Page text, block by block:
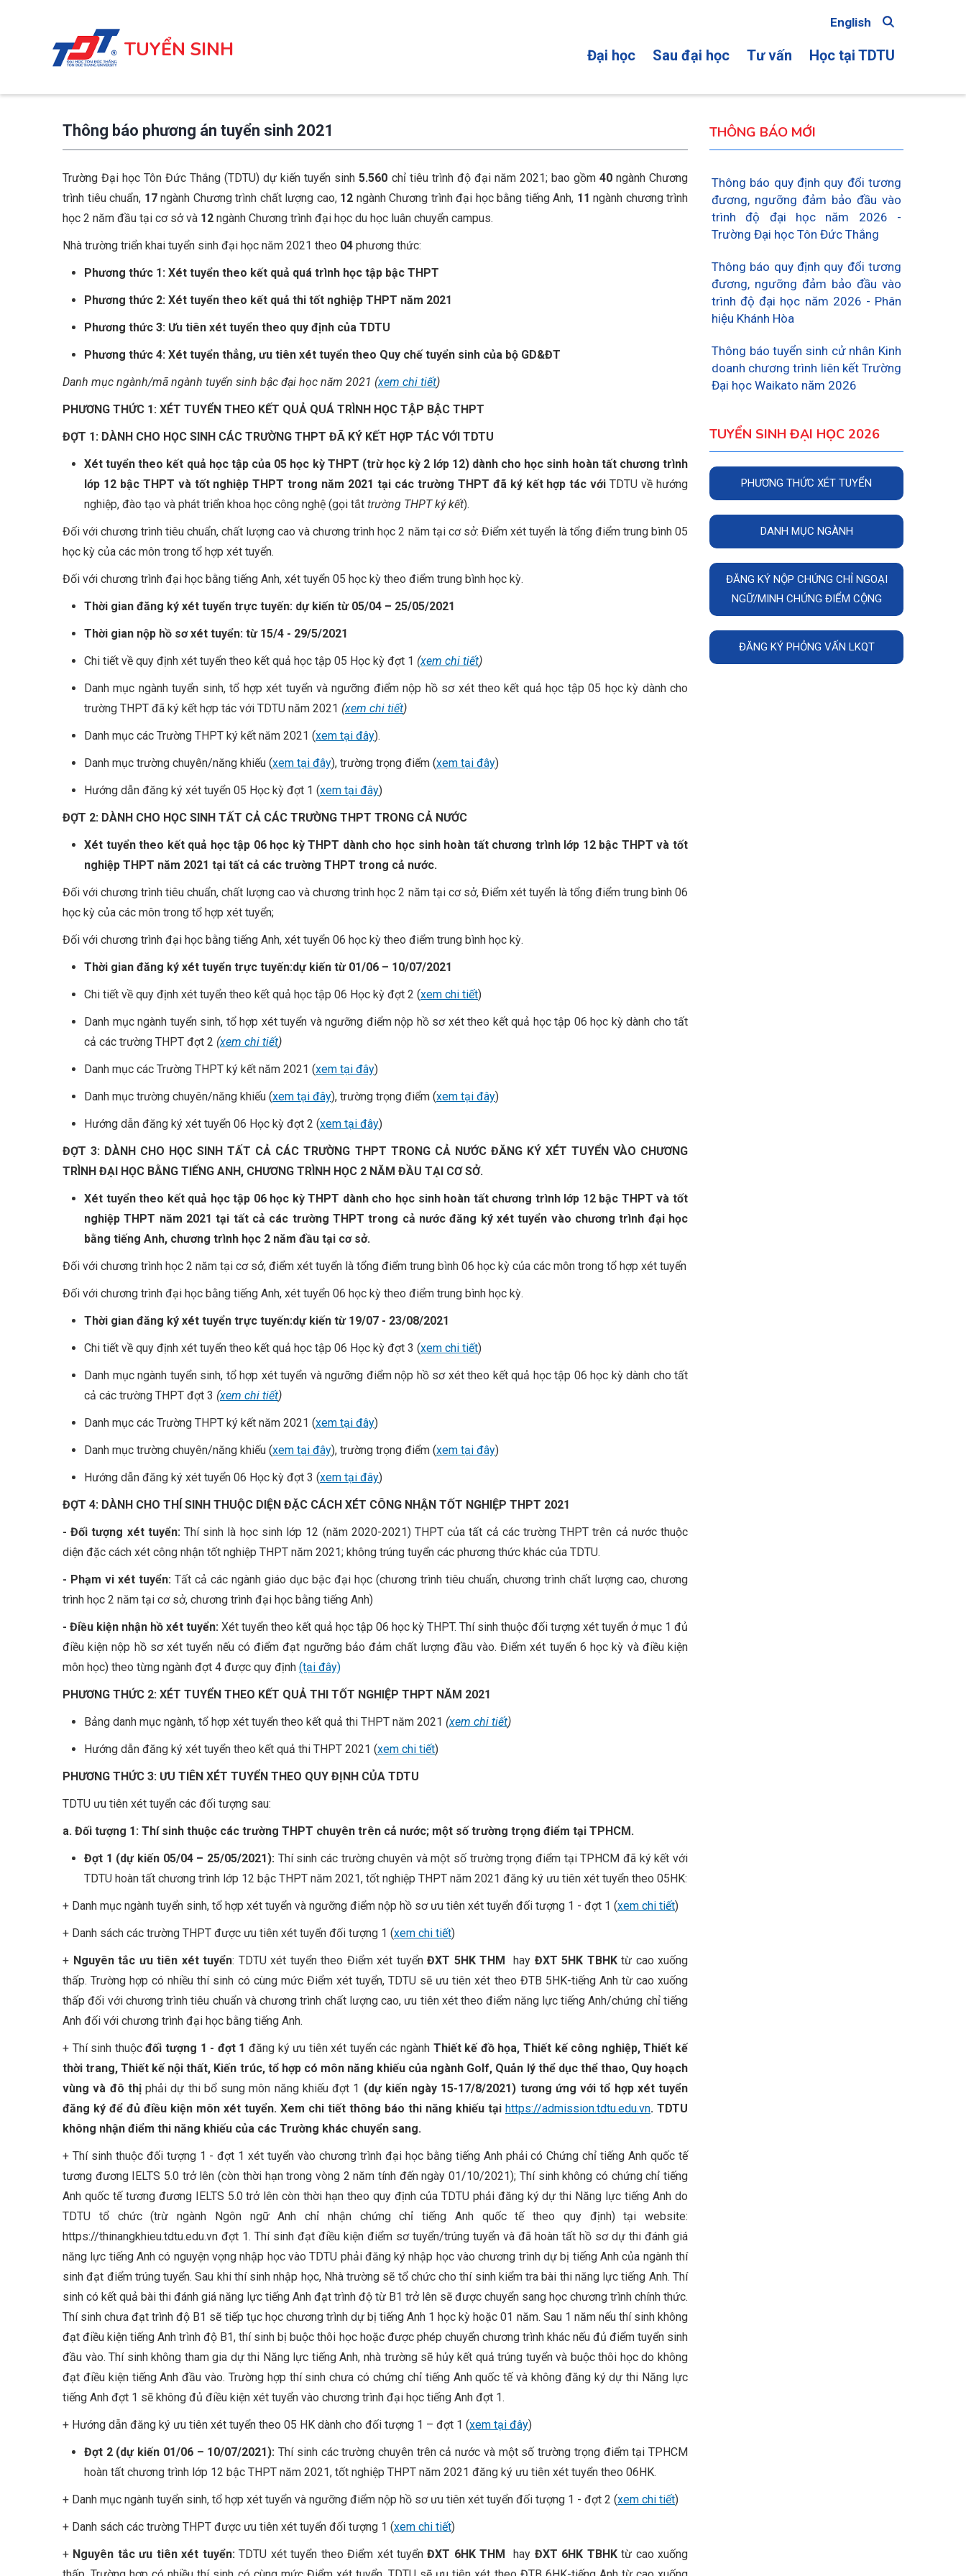
TUYỂN SINH
English
MAIN
NAVIGATION
Đại học Sau đại học Tư vấn Học tại TDTU
Thông báo phương án tuyển sinh 2021
Trường Đại học Tôn Đức Thắng (TDTU) dự kiến tuyển sinh5.560 chỉ tiêu trình độ đại năm 2021; bao gồm 40ngành Chương
trình tiêu chuẩn, 17ngành Chương trình chất lượng cao, 12 ngành Chương trình đại học bằng tiếng Anh, 11 ngành chương trình
học 2 năm đầu tại cơ sở và 12 ngành Chương trình đại học du học luân chuyển campus.
Nhà trường triển khai tuyển sinh đại học năm 2021 theo 04 phương thức:
Phương thức 1: Xét tuyển theo kết quả quá trình học tập bậc THPT
Phương thức 2: Xét tuyển theo kết quả thi tốt nghiệp THPT năm 2021
Phương thức 3: Ưu tiên xét tuyển theo quy định của TDTU
Phương thức 4: Xét tuyển thẳng, ưu tiên xét tuyển theo Quy chế tuyển sinh của bộ GD&ĐT
Danh mục ngành/mã ngành tuyển sinh bậc đại học năm 2021 (xem chi tiết)
PHƯƠNG THỨC 1: XÉT TUYỂN THEO KẾT QUẢ QUÁ TRÌNH HỌC TẬP BẬC THPT
ĐỢT 1: DÀNH CHO HỌC SINH CÁC TRƯỜNG THPT ĐÃ KÝ KẾT HỢP TÁC VỚI TDTU
Xét tuyển theo kết quả học tập của 05 học kỳ THPT (trừ học kỳ 2 lớp 12) dành cho học sinh hoàn tất chương trình
lớp 12 bậc THPT và tốt nghiệp THPT trong năm 2021 tại các trường THPT đã ký kết hợp tác với TDTU về hướng
nghiệp, đào tạo và phát triển khoa học công nghệ (gọi tắt trường THPT ký kết).
Đối với chương trình tiêu chuẩn, chất lượng cao và chương trình học 2 năm tại cơ sở: Điểm xét tuyển là tổng điểm trung bình 05
học kỳ của các môn trong tổ hợp xét tuyển.
Đối với chương trình đại học bằng tiếng Anh, xét tuyển 05 học kỳ theo điểm trung bình học kỳ.
Thời gian đăng ký xét tuyển trực tuyến: dự kiến từ 05/04 – 25/05/2021
Thời gian nộp hồ sơ xét tuyển: từ 15/4 - 29/5/2021
Chi tiết về quy định xét tuyển theo kết quả học tập 05 Học kỳ đợt 1 (xem chi tiết)
Danh mục ngành tuyển sinh, tổ hợp xét tuyển và ngưỡng điểm nộp hồ sơ xét theo kết quả học tập 05 học kỳ dành cho
trường THPT đã ký kết hợp tác với TDTU năm 2021 (xem chi tiết)
Danh mục các Trường THPT ký kết năm 2021 (xem tại đây).
Danh mục trường chuyên/năng khiếu (xem tại đây), trường trọng điểm (xem tại đây)
Hướng dẫn đăng ký xét tuyển 05 Học kỳ đợt 1 (xem tại đây)
ĐỢT 2: DÀNH CHO HỌC SINH TẤT CẢ CÁC TRƯỜNG THPT TRONG CẢ NƯỚC
Xét tuyển theo kết quả học tập 06 học kỳ THPT dành cho học sinh hoàn tất chương trình lớp 12 bậc THPT và tốt
nghiệp THPT năm 2021 tại tất cả các trường THPT trong cả nước.
Đối với chương trình tiêu chuẩn, chất lượng cao và chương trình học 2 năm tại cơ sở, Điểm xét tuyển là tổng điểm trung bình 06
học kỳ của các môn trong tổ hợp xét tuyển;
Đối với chương trình đại học bằng tiếng Anh, xét tuyển 06 học kỳ theo điểm trung bình học kỳ.
Thời gian đăng ký xét tuyển trực tuyến:dự kiến từ 01/06 – 10/07/2021
Chi tiết về quy định xét tuyển theo kết quả học tập 06 Học kỳ đợt 2 (xem chi tiết)
Danh mục ngành tuyển sinh, tổ hợp xét tuyển và ngưỡng điểm nộp hồ sơ xét theo kết quả học tập 06 học kỳ dành cho tất
cả các trường THPT đợt 2 (xem chi tiết)
Danh mục các Trường THPT ký kết năm 2021 (xem tại đây)
Danh mục trường chuyên/năng khiếu (xem tại đây), trường trọng điểm (xem tại đây)
Hướng dẫn đăng ký xét tuyển 06 Học kỳ đợt 2 (xem tại đây)
ĐỢT 3: DÀNH CHO HỌC SINH TẤT CẢ CÁC TRƯỜNG THPT TRONG CẢ NƯỚC ĐĂNG KÝ XÉT TUYỂN VÀO CHƯƠNG
TRÌNH ĐẠI HỌC BẰNG TIẾNG ANH, CHƯƠNG TRÌNH HỌC 2 NĂM ĐẦU TẠI CƠ SỞ.
Xét tuyển theo kết quả học tập 06 học kỳ THPT dành cho học sinh hoàn tất chương trình lớp 12 bậc THPT và tốt
nghiệp THPT năm 2021 tại tất cả các trường THPT trong cả nước đăng ký xét tuyển vào chương trình đại học
bằng tiếng Anh, chương trình học 2 năm đầu tại cơ sở.
Đối với chương trình học 2 năm tại cơ sở, điểm xét tuyển là tổng điểm trung bình 06 học kỳ của các môn trong tổ hợp xét tuyển
Đối với chương trình đại học bằng tiếng Anh, xét tuyển 06 học kỳ theo điểm trung bình học kỳ.
Thời gian đăng ký xét tuyển trực tuyến:dự kiến từ 19/07 - 23/08/2021
Chi tiết về quy định xét tuyển theo kết quả học tập 06 Học kỳ đợt 3 (xem chi tiết)
Danh mục ngành tuyển sinh, tổ hợp xét tuyển và ngưỡng điểm nộp hồ sơ xét theo kết quả học tập 06 học kỳ dành cho tất
cả các trường THPT đợt 3 (xem chi tiết)
Danh mục các Trường THPT ký kết năm 2021 (xem tại đây)
Danh mục trường chuyên/năng khiếu (xem tại đây), trường trọng điểm (xem tại đây)
Hướng dẫn đăng ký xét tuyển 06 Học kỳ đợt 3 (xem tại đây)
ĐỢT 4: DÀNH CHO THÍ SINH THUỘC DIỆN ĐẶC CÁCH XÉT CÔNG NHẬN TỐT NGHIỆP THPT 2021
- Đối tượng xét tuyển:Thí sinh là học sinh lớp 12 (năm 2020-2021) THPT của tất cả các trường THPT trên cả nước thuộc
diện đặc cách xét công nhận tốt nghiệp THPT năm 2021; không trúng tuyển các phương thức khác của TDTU.
- Phạm vi xét tuyển: Tất cả các ngành giáo dục bậc đại học (chương trình tiêu chuẩn, chương trình chất lượng cao, chương
trình học 2 năm tại cơ sở, chương trình đại học bằng tiếng Anh)
- Điều kiện nhận hồ xét tuyển: Xét tuyển theo kết quả học tập 06 học kỳ THPT. Thí sinh thuộc đối tượng xét tuyển ở mục 1 đủ
điều kiện nộp hồ sơ xét tuyển nếu có điểm đạt ngưỡng bảo đảm chất lượng đầu vào. Điểm xét tuyển 6 học kỳ và điều kiện
môn học) theo từng ngành đợt 4 được quy định (tại đây)
PHƯƠNG THỨC 2: XÉT TUYỂN THEO KẾT QUẢ THI TỐT NGHIỆP THPT NĂM 2021
Bảng danh mục ngành, tổ hợp xét tuyển theo kết quả thi THPT năm 2021 (xem chi tiết)
Hướng dẫn đăng ký xét tuyển theo kết quả thi THPT 2021 (xem chi tiết)
PHƯƠNG THỨC 3: ƯU TIÊN XÉT TUYỂN THEO QUY ĐỊNH CỦA TDTU
TDTU ưu tiên xét tuyển các đối tượng sau:
a. Đối tượng 1: Thí sinh thuộc các trường THPT chuyên trên cả nước; một số trường trọng điểm tại TPHCM.
Đợt 1 (dự kiến 05/04 – 25/05/2021): Thí sinh các trường chuyên và một số trường trọng điểm tại TPHCM đã ký kết với
TDTU hoàn tất chương trình lớp 12 bậc THPT năm 2021, tốt nghiệp THPT năm 2021 đăng ký ưu tiên xét tuyển theo 05HK:
+ Danh mục ngành tuyển sinh, tổ hợp xét tuyển và ngưỡng điểm nộp hồ sơ ưu tiên xét tuyển đối tượng 1 - đợt 1 (xem chi tiết)
+ Danh sách các trường THPT được ưu tiên xét tuyển đối tượng 1 (xem chi tiết)
+ Nguyên tắc ưu tiên xét tuyển: TDTU xét tuyển theo Điểm xét tuyển ĐXT 5HK THM hay ĐXT 5HK TBHKtừ cao xuống
thấp. Trường hợp có nhiều thí sinh có cùng mức Điểm xét tuyển, TDTU sẽ ưu tiên xét theo ĐTB 5HK-tiếng Anh từ cao xuống
thấp đối với chương trình tiêu chuẩn và chương trình chất lượng cao, ưu tiên xét theo điểm năng lực tiếng Anh/chứng chỉ tiếng
Anh đối với chương trình đại học bằng tiếng Anh.
+ Thí sinh thuộcđối tượng 1 - đợt 1 đăng ký ưu tiên xét tuyển các ngành Thiết kế đồ họa, Thiết kế công nghiệp, Thiết kế
thời trang, Thiết kế nội thất, Kiến trúc, tổ hợp có môn năng khiếu của ngành Golf, Quản lý thể dục thể thao, Quy hoạch
vùng và đô thị phải dự thi bổ sung môn năng khiếu đợt 1 (dự kiến ngày 15-17/8/2021) tương ứng với tổ hợp xét tuyển
đăng ký để đủ điều kiện môn xét tuyển. Xem chi tiết thông báo thi năng khiếu tại https://admission.tdtu.edu.vn. TDTU
không nhận điểm thi năng khiếu của các Trường khác chuyển sang.
+ Thí sinh thuộc đối tượng 1 - đợt 1 xét tuyển vào chương trình đại học bằng tiếng Anh phải có Chứng chỉ tiếng Anh quốc tế
tương đương IELTS 5.0 trở lên (còn thời hạn trong vòng 2 năm tính đến ngày 01/10/2021); Thí sinh không có chứng chỉ tiếng
Anh quốc tế tương đương IELTS 5.0 trở lên còn thời hạn theo quy định của TDTU phải đăng ký dự thi Năng lực tiếng Anh do
TDTU tổ chức (trừ ngành Ngôn ngữ Anh chỉ nhận chứng chỉ tiếng Anh quốc tế theo quy định) tại website:
https://thinangkhieu.tdtu.edu.vn đợt 1. Thí sinh đạt điều kiện điểm sơ tuyển/trúng tuyển và đã hoàn tất hồ sơ dự thi đánh giá
năng lực tiếng Anh có nguyện vọng nhập học vào TDTU phải đăng ký nhập học vào chương trình dự bị tiếng Anh của ngành thí
sinh đạt điểm trúng tuyển. Sau khi thí sinh nhập học, Nhà trường sẽ tổ chức cho thí sinh kiểm tra bài thi năng lực tiếng Anh. Thí
sinh có kết quả bài thi đánh giá năng lực tiếng Anh đạt trình độ từ B1 trở lên sẽ được chuyển sang học chương trình chính thức.
Thí sinh chưa đạt trình độ B1 sẽ tiếp tục học chương trình dự bị tiếng Anh 1 học kỳ hoặc 01 năm. Sau 1 năm nếu thí sinh không
đạt điều kiện tiếng Anh trình độ B1, thí sinh bị buộc thôi học hoặc được phép chuyển chương trình khác nếu đủ điểm tuyển sinh
đầu vào. Thí sinh không tham gia dự thi Năng lực tiếng Anh, nhà trường sẽ hủy kết quả trúng tuyển và buộc thôi học do không
đạt điều kiện tiếng Anh đầu vào. Trường hợp thí sinh chưa có chứng chỉ tiếng Anh quốc tế và không đăng ký dự thi Năng lực
tiếng Anh đợt 1 sẽ không đủ điều kiện xét tuyển vào chương trình đại học tiếng Anh đợt 1.
+ Hướng dẫn đăng ký ưu tiên xét tuyển theo 05 HK dành cho đối tượng 1 – đợt 1 (xem tại đây)
Đợt 2 (dự kiến 01/06 – 10/07/2021): Thí sinh các trường chuyên trên cả nước và một số trường trọng điểm tại TPHCM
hoàn tất chương trình lớp 12 bậc THPT năm 2021, tốt nghiệp THPT năm 2021 đăng ký ưu tiên xét tuyển theo 06HK.
+ Danh mục ngành tuyển sinh, tổ hợp xét tuyển và ngưỡng điểm nộp hồ sơ ưu tiên xét tuyển đối tượng 1 - đợt 2 (xem chi tiết)
+ Danh sách các trường THPT được ưu tiên xét tuyển đối tượng 1 (xem chi tiết)
+ Nguyên tắc ưu tiên xét tuyển:TDTU xét tuyển theo Điểm xét tuyểnĐXT 6HK THM hay ĐXT 6HK TBHKtừ cao xuống
THÔNG BÁO MỚI
Thông báo quy định quy đổi tương
đương, ngưỡng đảm bảo đầu vào
trình độ đại học năm 2026 -
Trường Đại học Tôn Đức Thắng
Thông báo quy định quy đổi tương
đương, ngưỡng đảm bảo đầu vào
trình độ đại học năm 2026 - Phân
hiệu Khánh Hòa
Thông báo tuyển sinh cử nhân Kinh
doanh chương trình liên kết Trường
Đại học Waikato năm 2026
TUYỂN SINH ĐẠI HỌC 2026
PHƯƠNG THỨC XÉT TUYỂN
DANH MỤC NGÀNH
ĐĂNG KÝ NỘP CHỨNG CHỈ NGOẠI
NGỮ/MINH CHỨNG ĐIỂM CỘNG
ĐĂNG KÝ PHỎNG VẤN LKQT